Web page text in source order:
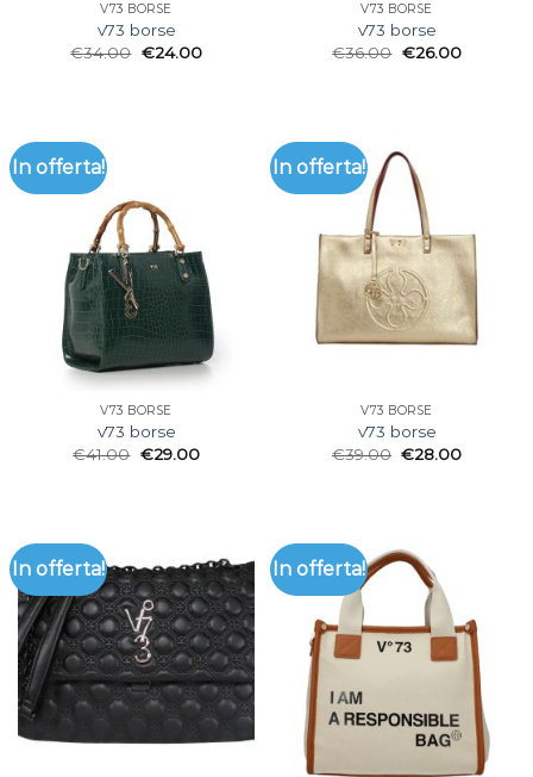
V73 BORSE
v73 borse
€34.00 €24.00
V73 BORSE
v73 borse
€36.00 €26.00
In offerta!
V73 BORSE
v73 borse
€41.00 €29.00
In offerta!
V73 BORSE
v73 borse
€39.00 €28.00
In offerta! In offerta!